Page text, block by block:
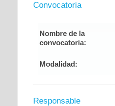
Convocatoria
Nombre de la
convocatoria:
Modalidad:
Responsable